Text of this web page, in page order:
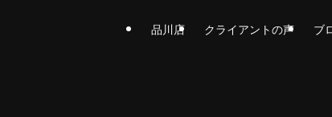
品川店 クライアントの声 ブ